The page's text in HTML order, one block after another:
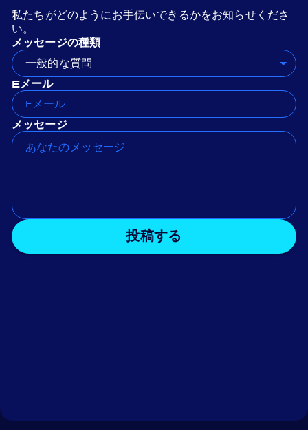
私たちがどのようにお手伝いできるかをお知らせくださ
い。
メッセージの種類
一般的な質問
Eメール
メッセージ
投稿する